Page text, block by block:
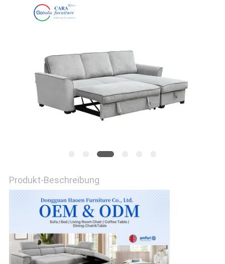
NACHRICHTEN
FORDERN
SIE EIN
ZITAT
PRIVACY
POLICY
Produkt-Beschreibung